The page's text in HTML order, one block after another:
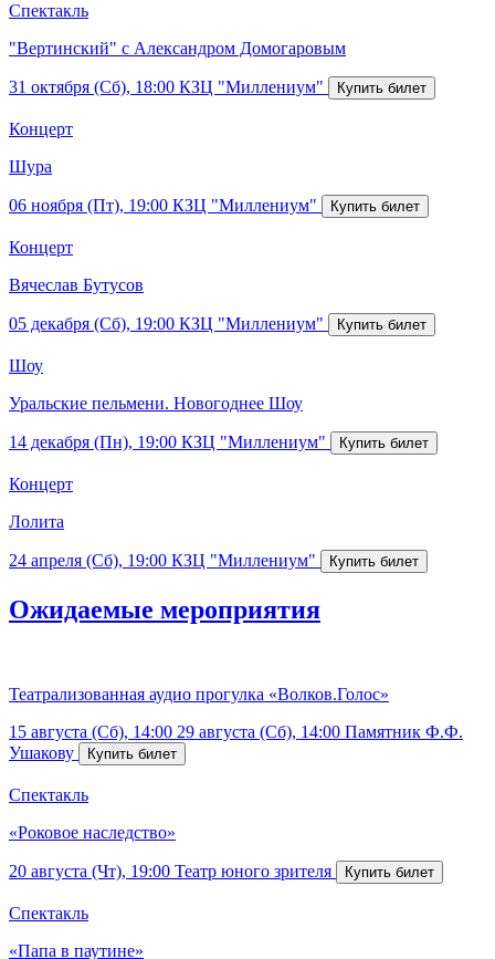
Спектакль
"Вертинский" с Александром Домогаровым
31 октября (Сб), 18:00 КЗЦ "Миллениум"
Концерт
Шура
06 ноября (Пт), 19:00 КЗЦ "Миллениум"
Концерт
Вячеслав Бутусов
05 декабря (Сб), 19:00 КЗЦ "Миллениум"
Шоу
Уральские пельмени. Новогоднее Шоу
14 декабря (Пн), 19:00 КЗЦ "Миллениум"
Концерт
Лолита
24 апреля (Сб), 19:00 КЗЦ "Миллениум"
Ожидаемые мероприятия
Театрализованная аудио прогулка «Волков.Голос»
15 августа (Сб), 14:00 29 августа (Сб), 14:00 Памятник Ф.Ф.
Ушакову
Спектакль
«Роковое наследство»
20 августа (Чт), 19:00 Театр юного зрителя
Спектакль
«Папа в паутине»